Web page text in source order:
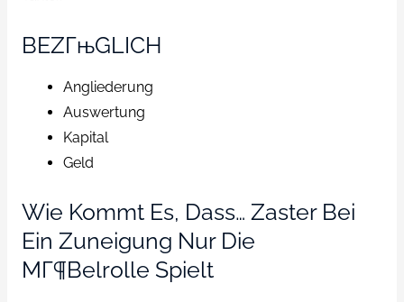
BEZГњGLICH
Angliederung
Auswertung
Kapital
Geld
Wie Kommt Es, Dass… Zaster Bei
Ein Zuneigung Nur Die
MГ¶belrolle Spielt